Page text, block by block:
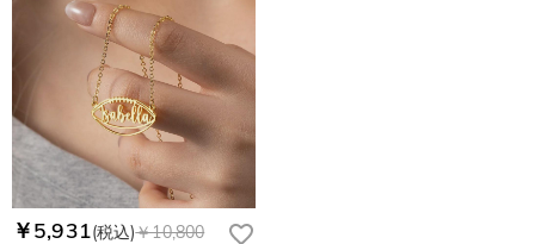
￥5,931(税込)￥10,800